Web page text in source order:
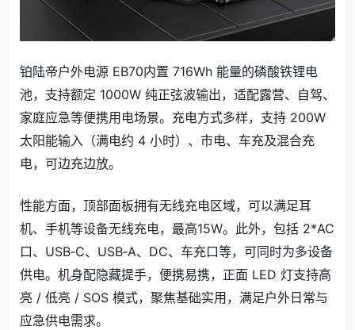
铂陆帝户外电源 EB70内置 716Wh 能量的磷酸铁锂电
池，支持额定 1000W 纯正弦波输出，适配露营、自驾、
家庭应急等便携用电场景。充电方式多样，支持 200W
太阳能输入（满电约 4 小时）、市电、车充及混合充
电，可边充边放。
性能方面，顶部面板拥有无线充电区域，可以满足耳
机、手机等设备无线充电，最高15W。此外，包括 2*AC
口、USB‑C、USB‑A、DC、车充口等，可同时为多设备
供电。机身配隐藏提手，便携易携，正面 LED 灯支持高
亮 / 低亮 / SOS 模式，聚焦基础实用，满足户外日常与
应急供电需求。